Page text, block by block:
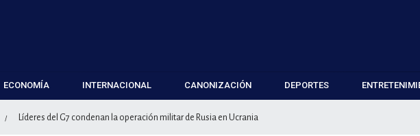
ECONOMÍA INTERNACIONAL CANONIZACIÓN DEPORTES
/ Líderes del G7 condenan la operación militar de Rusia en Ucrania